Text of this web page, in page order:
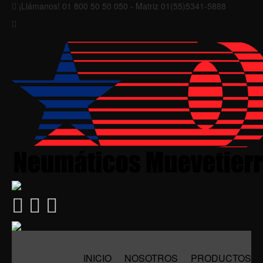
¡Llámanos! 01 800 50 50 050 - Matriz 01(55)5341-5888
INICIO NOSOTROS PRODUCTOS